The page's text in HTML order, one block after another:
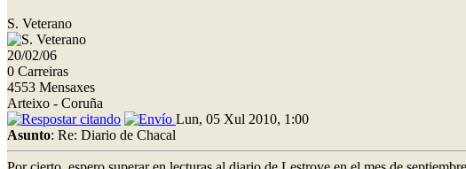
S. Veterano
20/02/06
0 Carreiras
4553 Mensaxes
Arteixo - Coruña
Lun, 05 Xul 2010, 1:00
Asunto: Re: Diario de Chacal